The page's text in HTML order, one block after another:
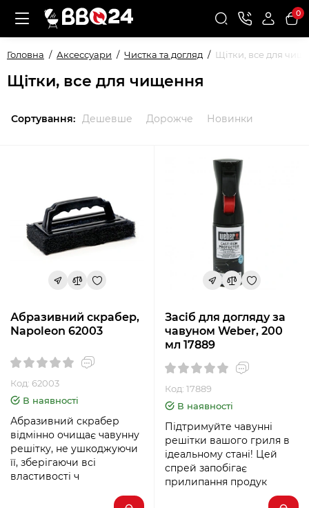
0
Головна Аксессуари Чистка та догляд Щітки, все для
Щітки, все для чищення
Сортування: Дешевше Дорожче Новинки
Абразивний скрабер,
Napoleon 62003
Код: 62003
В наявності
Абразивний скрабер
відмінно очищає чавунну
решітку, не ушкоджуючи
її, зберігаючи всі
властивості ч
Засіб для догляду за
чавуном Weber, 200
мл 17889
Код: 17889
В наявності
Підтримуйте чавунні
решітки вашого гриля в
ідеальному стані! Цей
спрей запобігає
прилипання продук